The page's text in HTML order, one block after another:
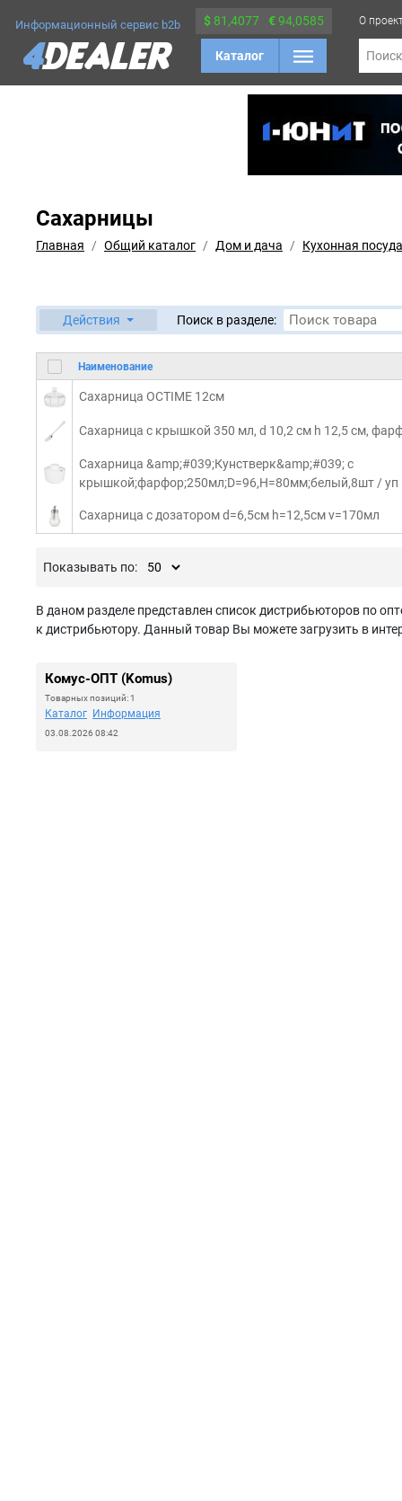
Информационный сервис b2b $ 81,4077 €94,0585
Каталог
О
Поиск
Сахарницы
Главная Общий каталог Дом и дача Кухонная
Действия Поиск в разделе:
Наименование
Сахарница OCTIME 12см
Сахарница с крышкой 350 мл, d 10,2 см h 12,5 см,
Сахарница &amp;#039;Кунстверк&amp;#039; с
крышкой;фарфор;250мл;D=96,H=80мм;белый,8шт / уп
Сахарница с дозатором d=6,5см h=12,5см v=170мл
Показывать по:
В даном разделе представлен список дистрибьюторов по
к дистрибьютору. Данный товар Вы можете загрузить в
Комус-ОПТ (Komus)
Товарных позиций: 1
Каталог Информация
03.08.2026 08:42